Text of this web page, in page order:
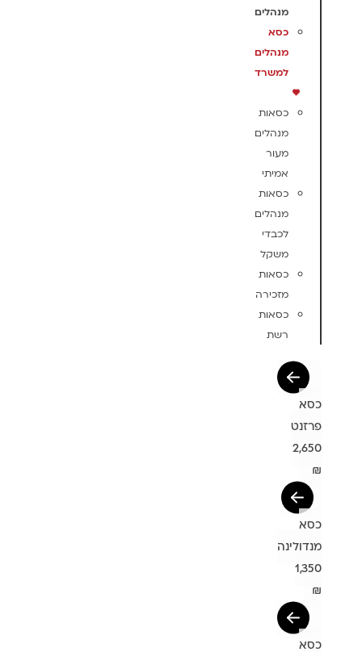
מנהלים
כסא
מנהלים
למשרד
כסאות
מנהלים
מעור
אמיתי
כסאות
מנהלים
לכבדי
משקל
כסאות
מזכירה
כסאות
רשת
כסא
פרזנט
2,650
₪
כסא
מנדולינה
1,350
₪
כסא